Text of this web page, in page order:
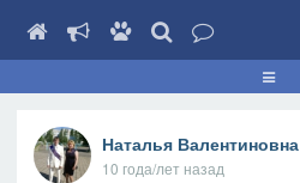
Наталья Валентиновна
10 года/лет назад